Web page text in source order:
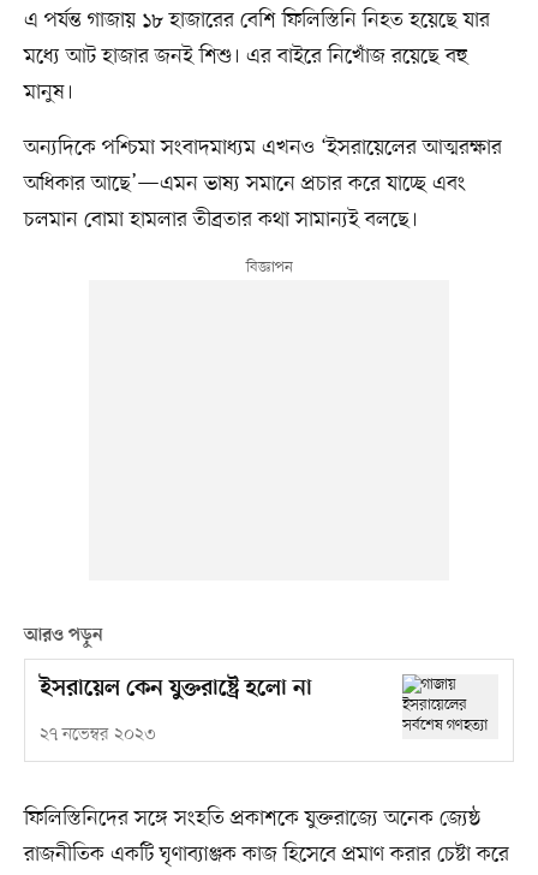
এ পর্যন্ত গাজায় ১৮ হাজারের বেশি ফিলিস্তিনি নিহত হয়েছে যার
মধ্যে আট হাজার জনই শিশু। এর বাইরে নিখোঁজ রয়েছে বহু
মানুষ।
অন্যদিকে পশ্চিমা সংবাদমাধ্যম এখনও ‘ইসরায়েলের আত্মরক্ষার
অধিকার আছে’—এমন ভাষ্য সমানে প্রচার করে যাচ্ছে এবং
চলমান বোমা হামলার তীব্রতার কথা সামান্যই বলছে।
আরও পড়ুন
ইসরায়েল কেন যুক্তরাষ্ট্রে হলো না
২৭ নভেম্বর ২০২৩
ফিলিস্তিনিদের সঙ্গে সংহতি প্রকাশকে যুক্তরাজ্যে অনেক জ্যেষ্ঠ
রাজনীতিক একটি ঘৃণাব্যাঞ্জক কাজ হিসেবে প্রমাণ করার চেষ্টা করে